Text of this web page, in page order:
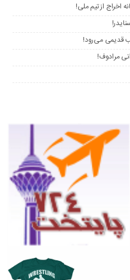
اخراج از تیم ملی!
قدیمی می‌رود!
مرادوف!